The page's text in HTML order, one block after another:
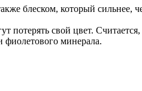
блеском, который сильнее,
потерять свой цвет.
фиолетового минерала.